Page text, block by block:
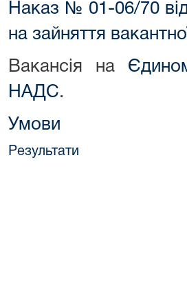
Наказ № 01-06/70
на зайняття
Вакансія на
НАДС.
Умови
Результати